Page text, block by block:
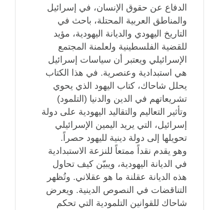
الدفاع عن حقوق الإنسان، في إسرائيل
والمناطق العربية المحتلة، باحث في
التاريخ اليهودي والديانة اليهودية، مؤيد
للقضية الفلسطينية ولعلمنة المجتمع
الإسرائيلي ويعتبر أن سياسات إسرائيل
هي استبدادية وعنصرية. في هذا الكتاب
يحلل شاحاك، كتاب اليهود الذي يحوي
تشريعاتهم في الدين والدنيا (التلمود)
وتأثير التعاليم والتقاليد اليهودية على دولة
إسرائيل، التي يريد اليمين الإسرائيلي
تحويلها إلى دولة دينية لليهود حصراً.
وهو يقدم نقداً ممتعاً للنزعة الاستبدادية
في الديانة اليهودية، ويبيّن كيف تحاول
هذه الديانة عقلنة ما هو عقلاني. وتُظهر
التناقضات في النصوص الدينية. ويعرض
شاحاك للقوانين التلمودية التي تحكم